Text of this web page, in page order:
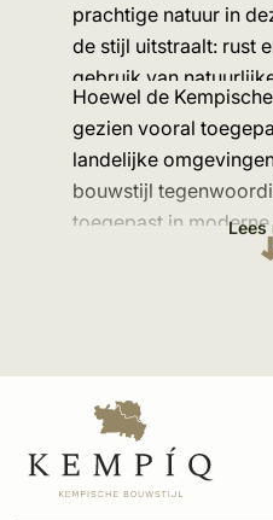
prachtige natuur in
de stijl uitstraalt: rust
gebruik van
Kempische bouwstijl
uitstraling van een
door het gebruik van
hardstenen
geprofileerde houten
aan de typische
Hoewel de
gezien vooral
landelijke
bouwstijl
toegepast in
combinatie van
elementen
gebouw, zoals grote
strakke lijnen.
mix van traditionele
Lees